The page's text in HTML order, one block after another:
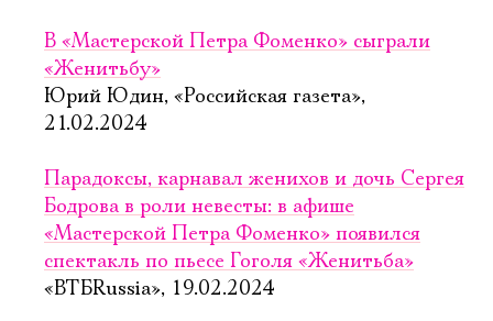
В «Мастерской Петра Фоменко» сыграли
«Женитьбу»
Юрий Юдин, «Российская газета»,
21.02.2024
Парадоксы, карнавал женихов и дочь Сергея
Бодрова в роли невесты: в афише
«Мастерской Петра Фоменко» появился
спектакль по пьесе Гоголя «Женитьба»
«ВТБRussia», 19.02.2024